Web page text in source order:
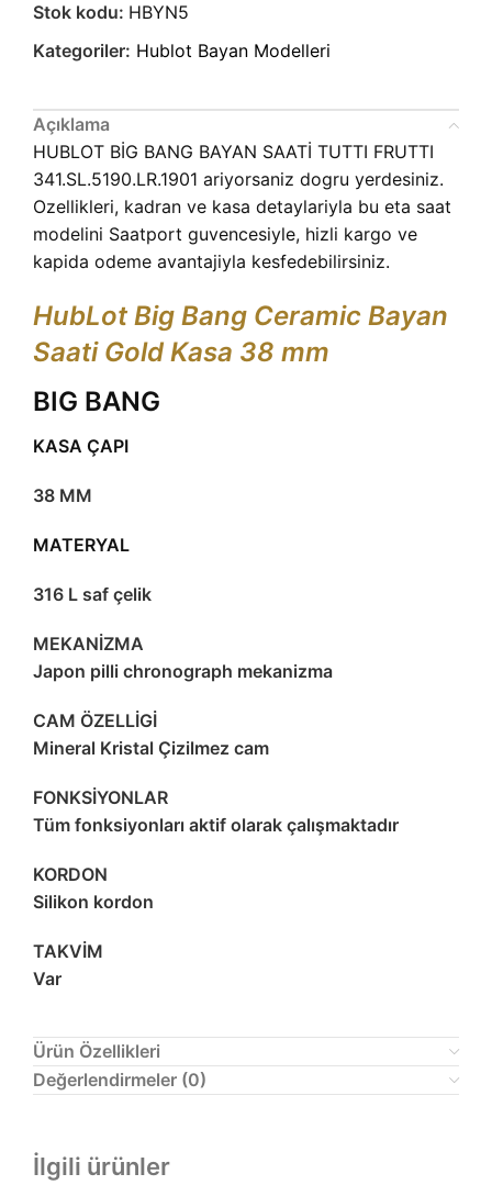
Stok kodu: HBYN5
Kategoriler: Hublot Bayan Modelleri
Açıklama
HUBLOT BİG BANG BAYAN SAATİ TUTTI FRUTTI
341.SL.5190.LR.1901 ariyorsaniz dogru yerdesiniz.
Ozellikleri, kadran ve kasa detaylariyla bu eta saat
modelini Saatport guvencesiyle, hizli kargo ve
kapida odeme avantajiyla kesfedebilirsiniz.
HubLot Big Bang Ceramic Bayan
Saati Gold Kasa 38 mm
BIG BANG
KASA ÇAPI
38 MM
MATERYAL
316 L saf çelik
MEKANİZMA
Japon pilli chronograph mekanizma
CAM ÖZELLİGİ
Mineral Kristal Çizilmez cam
FONKSİYONLAR
Tüm fonksiyonları aktif olarak çalışmaktadır
KORDON
Silikon kordon
TAKVİM
Var
Ürün Özellikleri
Değerlendirmeler (0)
İlgili ürünler